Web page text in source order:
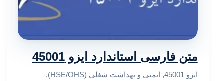
متن فارسی استاندارد ایزو 45001
ایزو 45001 ,ایمنی و بهداشت شغلی (HSE/OHS)
,